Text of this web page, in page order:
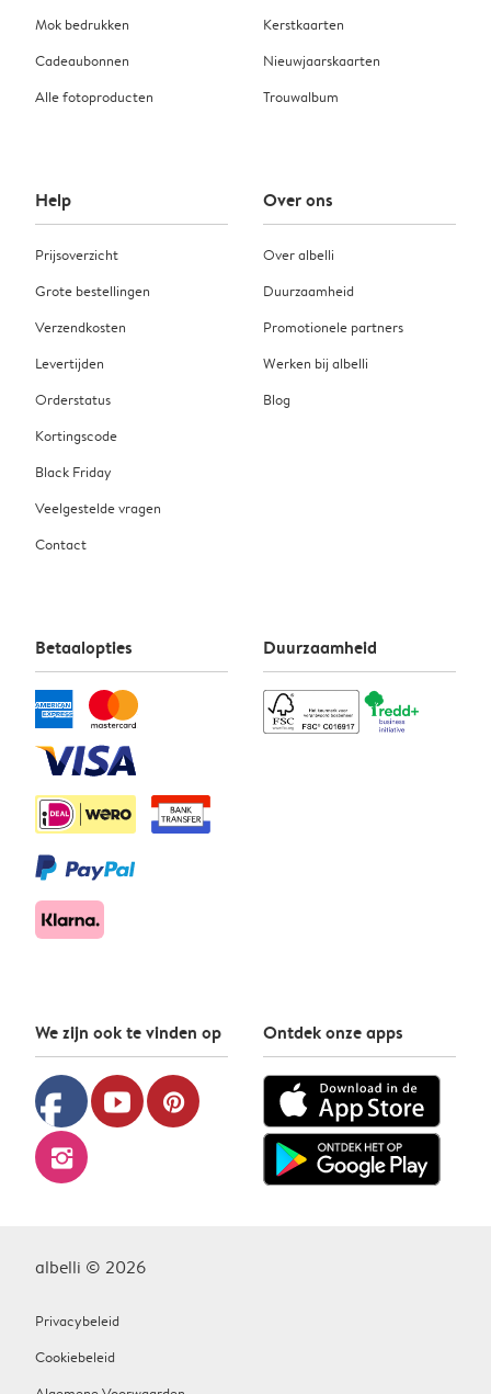
Mok bedrukken
Cadeaubonnen
Alle fotoproducten
Kerstkaarten
Nieuwjaarskaarten
Trouwalbum
Help
Prijsoverzicht
Grote bestellingen
Verzendkosten
Levertijden
Orderstatus
Kortingscode
Black Friday
Veelgestelde vragen
Contact
Over ons
Over albelli
Duurzaamheid
Promotionele partners
Werken bij albelli
Blog
Betaalopties Duurzaamheid
We zijn ook te vinden op
facebook youtube pinterest
instagram
Ontdek onze apps
albelli © 2026
Privacybeleid
Cookiebeleid